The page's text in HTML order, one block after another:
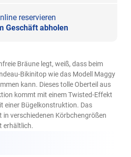
reservieren
Geschäft abholen
Bräune legt, weiß, dass beim
Bikinitop wie das Modell Maggy
kann. Dieses tolle Oberteil aus
kommt mit einem Twisted-Effekt
einer Bügelkonstruktion. Das
in verschiedenen Körbchengrößen
erhältlich.